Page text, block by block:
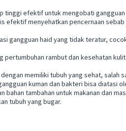
tinggi efektif untuk mengobati
efektif menyehatkan pencernaan
gangguan haid yang tidak teratur,
pertumbuhan rambut dan kesehatan
memiliki tubuh yang sehat, salah
kuman dan bakteri bisa diatasi
bahan tambahan untuk makanan dan
tubuh yang bugar.